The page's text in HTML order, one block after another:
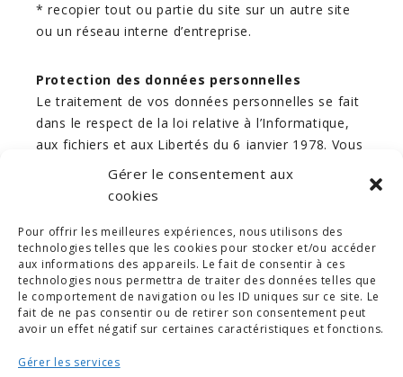
Gérer le consentement aux
cookies
Pour offrir les meilleures expériences, nous utilisons des
technologies telles que les cookies pour stocker et/ou accéder
aux informations des appareils. Le fait de consentir à ces
technologies nous permettra de traiter des données telles que
le comportement de navigation ou les ID uniques sur ce site. Le
fait de ne pas consentir ou de retirer son consentement peut
avoir un effet négatif sur certaines caractéristiques et fonctions.
Gérer les services
* recopier tout ou partie du site sur un autre site
ou un réseau interne d’entreprise.
Protection des données personnelles
Le traitement de vos données personnelles se fait
dans le respect de la loi relative à l’Informatique,
aux fichiers et aux Libertés du 6 janvier 1978. Vous
disposez d’un droit d’accès, de modification et de
rectification et de suppression des données vous
© COPYRIGHT 2019. DEMAIN -